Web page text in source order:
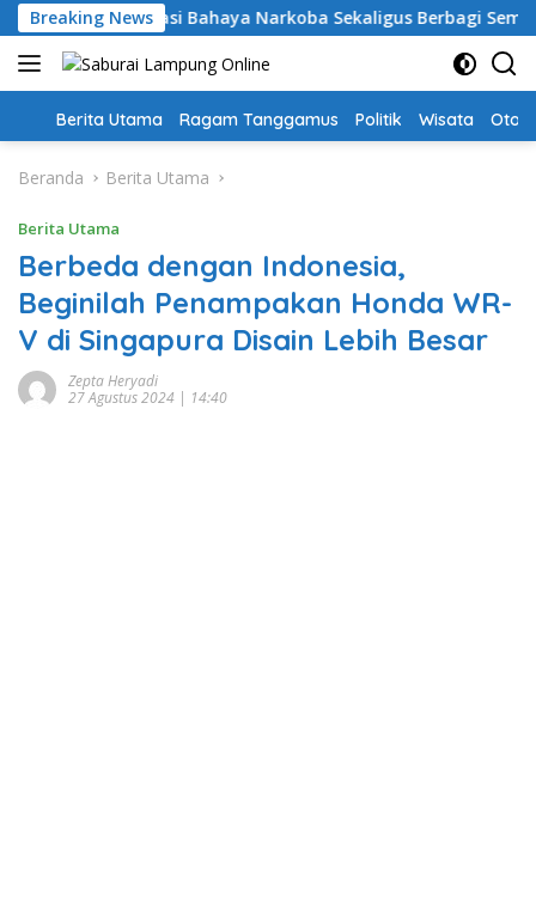
Langsung
ke
konten
Breaking News
Edukasi Bahaya Narkoba Sekaligus Berbagi Sembako
Home
Berita Utama Ragam Tanggamus Politik Wisata Oto
Beranda Berita Utama
Berita Utama
Berbeda dengan Indonesia,
Beginilah Penampakan Honda WR-
V di Singapura Disain Lebih Besar
Zepta Heryadi
27 Agustus 2024 | 14:40